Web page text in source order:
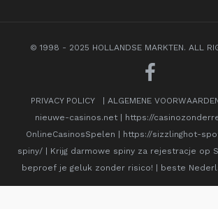
© 1998 - 2025 HOLLANDSE MARKTEN. ALL
PRIVACY POLICY | ALGEMENE
nieuwe-casinos.net| https://
OnlineCasinosSpelen | https://sizzlinghot-
spiny/ | Krijg darmowe spiny za rejestracje op
beproef je geluk zonder risico! | beste